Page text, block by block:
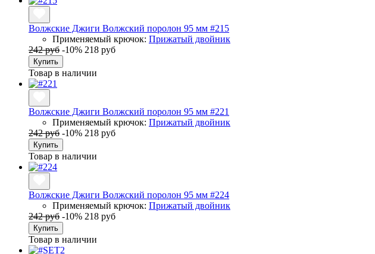
Волжские Джиги Волжский поролон 95 мм #215
Применяемый крючок: Прижатый двойник
242 руб -10% 218 руб
Купить
Товар в наличии
Волжские Джиги Волжский поролон 95 мм #221
Применяемый крючок: Прижатый двойник
242 руб -10% 218 руб
Купить
Товар в наличии
Волжские Джиги Волжский поролон 95 мм #224
Применяемый крючок: Прижатый двойник
242 руб -10% 218 руб
Купить
Товар в наличии